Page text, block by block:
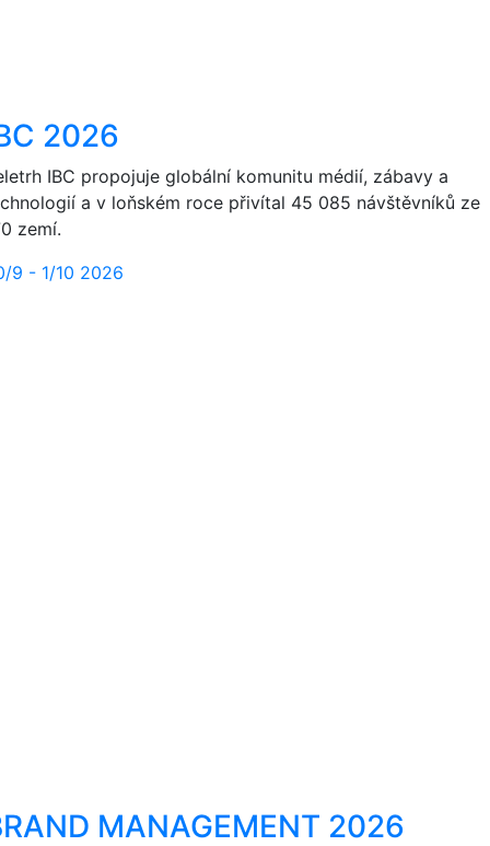
2026
IBC propojuje globální komunitu médií, zábavy a
a v loňském roce přivítal 45 085 návštěvníků ze
zemí.
9 - 1/10 2026
MANAGEMENT 2026